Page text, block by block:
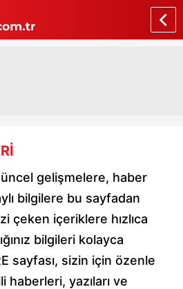
gelişmelere, haber
bilgilere bu sayfadan
çeken içeriklere hızlıca
bilgileri kolayca
sayfası, sizin için özenle
haberleri, yazıları ve